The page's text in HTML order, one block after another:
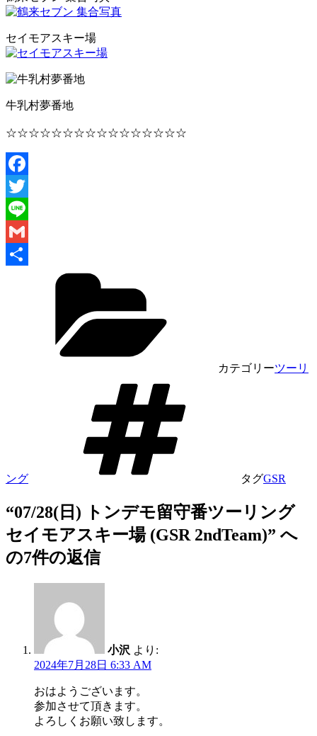
セイモアスキー場
牛乳村夢番地
☆☆☆☆☆☆☆☆☆☆☆☆☆☆☆☆
Facebook
Twitter
Line
Gmail
カテゴリーツーリ
ング タグGSR
“07/28(日) トンデモ留守番ツーリング
セイモアスキー場 (GSR 2ndTeam)” へ
の7件の返信
小沢 より:
2024年7月28日 6:33 AM
おはようございます。
参加させて頂きます。
よろしくお願い致します。